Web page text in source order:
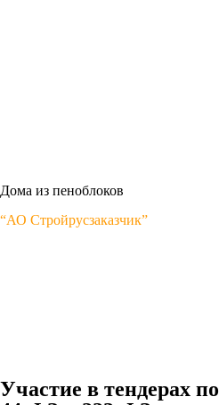
Дома из пеноблоков
“АО Стройрусзаказчик”
Участие в тендерах по